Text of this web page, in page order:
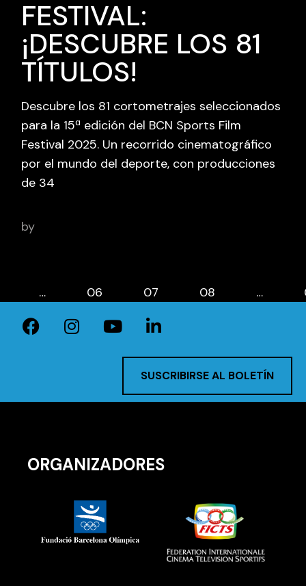
FESTIVAL:
¡DESCUBRE LOS 81
TÍTULOS!
Descubre los 81 cortometrajes seleccionados
para la 15ª edición del BCN Sports Film
Festival 2025. Un recorrido cinematográfico
por el mundo del deporte, con producciones
de 34
by
… 06 07 08 …
SUSCRIBIRSE AL BOLETÍN
ORGANIZADORES